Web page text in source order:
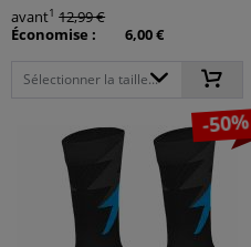
avant1 12,99 €
Économise :
6,00 €
Sélectionner la taille...
-50%